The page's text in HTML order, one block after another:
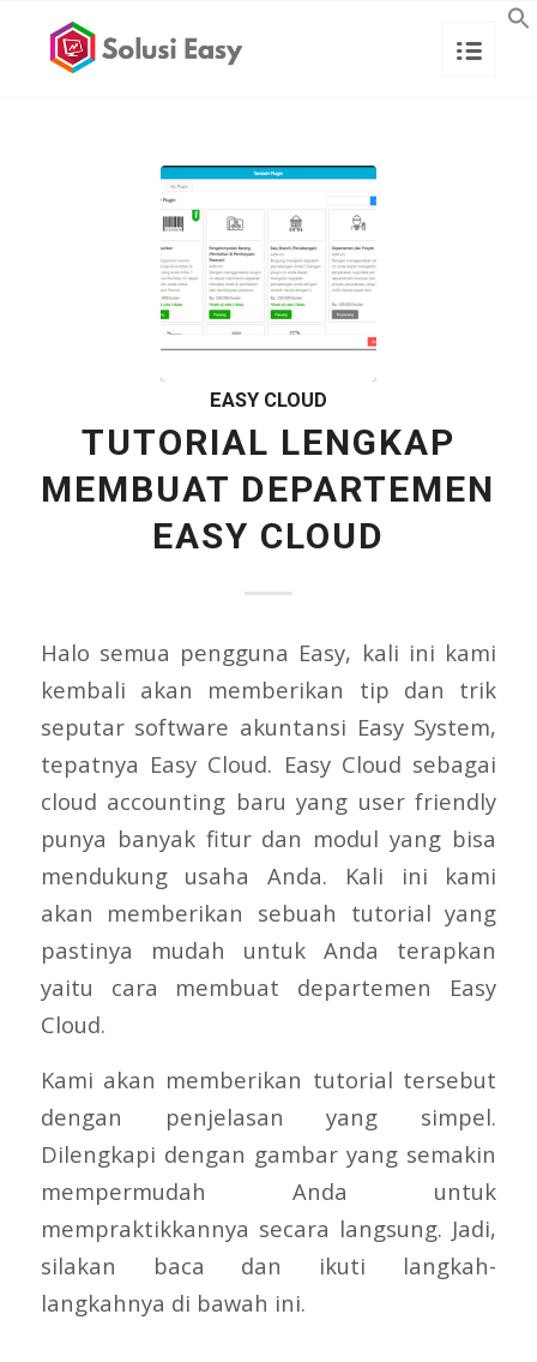
EASY CLOUD
TUTORIAL LENGKAP
MEMBUAT DEPARTEMEN
EASY CLOUD
Halo semua pengguna Easy, kali ini kami
kembali akan memberikan tip dan trik
seputar software akuntansi Easy System,
tepatnya Easy Cloud. Easy Cloud sebagai
cloud accounting baru yang user friendly
punya banyak fitur dan modul yang bisa
mendukung usaha Anda. Kali ini kami
akan memberikan sebuah tutorial yang
pastinya mudah untuk Anda terapkan
yaitu cara membuat departemen Easy
Cloud.
Kami akan memberikan tutorial tersebut
dengan penjelasan yang simpel.
Dilengkapi dengan gambar yang semakin
mempermudah Anda untuk
mempraktikkannya secara langsung. Jadi,
silakan baca dan ikuti langkah-
langkahnya di bawah ini.